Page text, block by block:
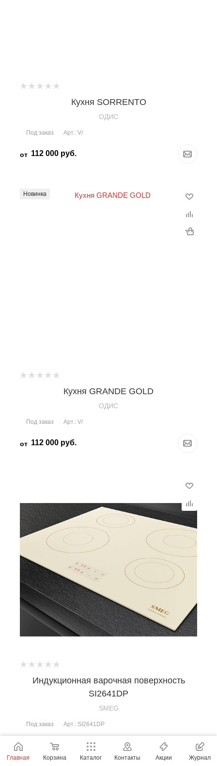
Кухня SORRENTO
OДИС
Под заказ Арт.: V/
от 112 000 руб.
Новинка
Кухня GRANDE GOLD
OДИС
Под заказ Арт.: V/
от 112 000 руб.
Индукционная варочная поверхность
SI2641DP
SMEG
Под заказ Арт.: SI2641DP
Цена по запросу
Главная Корзина Каталог Контакты Акции Журнал